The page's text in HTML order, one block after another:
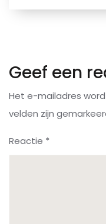
Geef een
Het e-mailadres
velden zijn
Reactie *